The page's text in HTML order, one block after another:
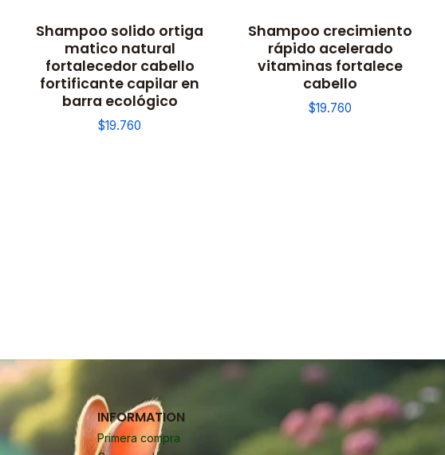
Shampoo solido ortiga
matico natural
fortalecedor cabello
fortificante capilar en
barra ecológico
$19.760
Shampoo crecimiento
rápido acelerado
vitaminas fortalece
cabello
$19.760
INFORMATION
Primera compra